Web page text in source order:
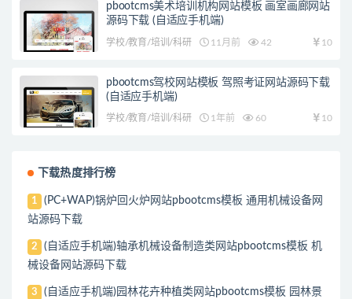
pbootcms美术培训机构网站模板 画室画廊网站
源码下载 (自适应手机端)
学校/教育/培训/科研 11月前 42 10
pbootcms驾校网站模板 驾照考证网站源码下载
(自适应手机端)
学校/教育/培训/科研 1年前 60 10
下载热度排行榜
1
(PC+WAP)锅炉回火炉网站pbootcms模板 通用机械设备网
站源码下载
2
(自适应手机端)轴承机械设备制造类网站pbootcms模板 机
械设备网站源码下载
3
(自适应手机端)园林花卉种植类网站pbootcms模板 园林景